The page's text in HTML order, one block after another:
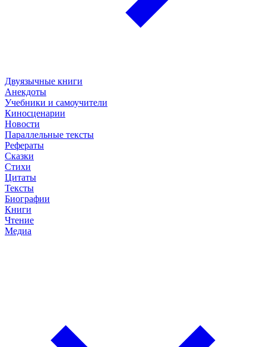
Двуязычные книги
Анекдоты
Учебники и самоучители
Киносценарии
Новости
Параллельные тексты
Рефераты
Сказки
Стихи
Цитаты
Тексты
Биографии
Книги
Чтение
Медиа